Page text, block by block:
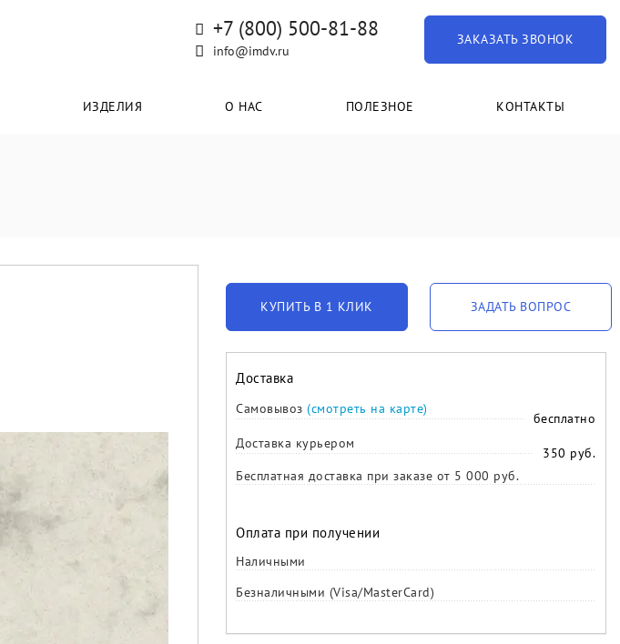
+7 (800) 500-81-88
info@imdv.ru
ЗАКАЗАТЬ ЗВОНОК
ИЗДЕЛИЯ О НАС ПОЛЕЗНОЕ КОНТАКТЫ
КУПИТЬ В 1 КЛИК ЗАДАТЬ ВОПРОС
Доставка
Самовывоз (смотреть на карте)
бесплатно
Доставка курьером
350 руб.
Бесплатная доставка при заказе от 5 000 руб.
Оплата при получении
Наличными
Безналичными (Visa/MasterCard)